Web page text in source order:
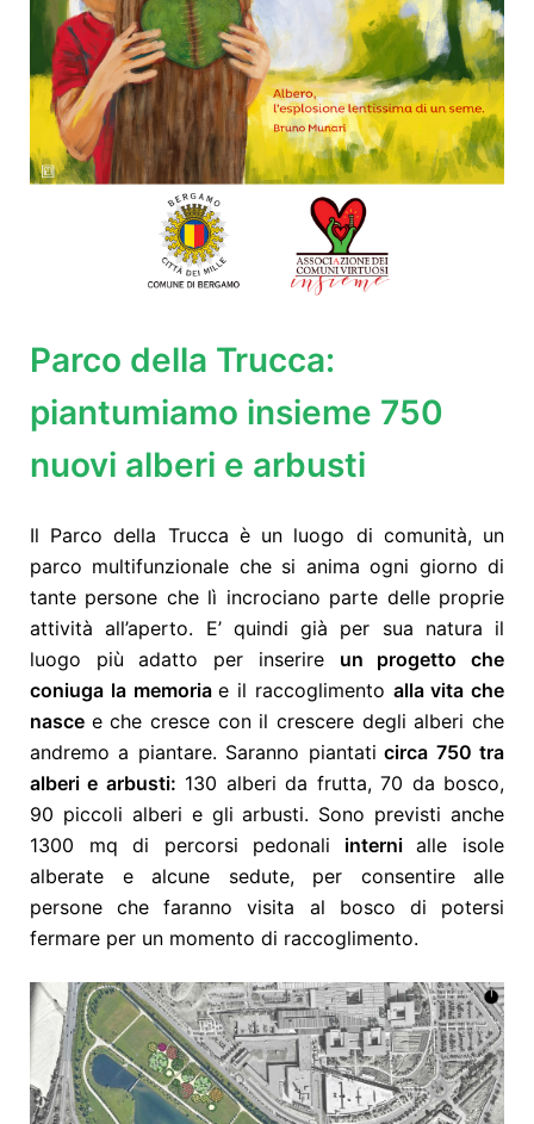
Parco della Trucca:
piantumiamo insieme 750
nuovi alberi e arbusti
Il Parco della Trucca è un luogo di comunità, un
parco multifunzionale che si anima ogni giorno di
tante persone che lì incrociano parte delle proprie
attività all’aperto. E’ quindi già per sua natura il
luogo più adatto per inserire un progetto che
coniuga la memoriae il raccoglimento alla vita che
nasce e che cresce con il crescere degli alberi che
andremo a piantare. Saranno piantati circa 750 tra
alberi e arbusti: 130 alberi da frutta, 70 da bosco,
90 piccoli alberi e gli arbusti. Sono previsti anche
1300 mq di percorsi pedonali internialle isole
alberate e alcune sedute, per consentire alle
persone che faranno visita al bosco di potersi
fermare per un momento di raccoglimento.